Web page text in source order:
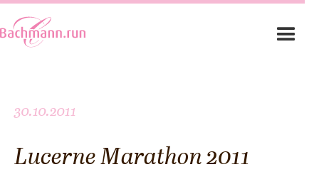
30.10.2011
Lucerne Marathon 2011